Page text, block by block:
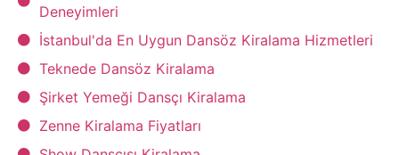
Deneyimleri
İstanbul'da En Uygun Dansöz Kiralama Hizmetleri
Teknede Dansöz Kiralama
Şirket Yemeği Dansçı Kiralama
Zenne Kiralama Fiyatları